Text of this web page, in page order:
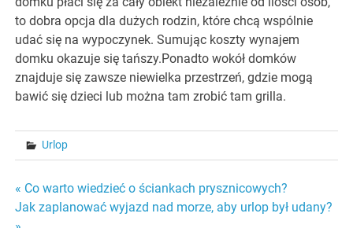
to dobra opcja dla dużych rodzin, które chcą wspólnie
udać się na wypoczynek. Sumując koszty wynajem
domku okazuje się tańszy.Ponadto wokół domków
znajduje się zawsze niewielka przestrzeń, gdzie mogą
bawić się dzieci lub można tam zrobić tam grilla.
Urlop
Nawigacja
« Co warto wiedzieć o ściankach prysznicowych?
Jak zaplanować wyjazd nad morze, aby urlop był udany?